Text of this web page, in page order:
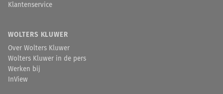
Klantenservice
WOLTERS KLUWER
Over Wolters Kluwer
Wolters Kluwer in de pers
Werken bij
InView